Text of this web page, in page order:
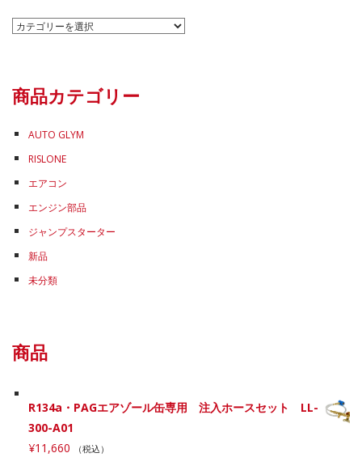
カ
ー
商品カテゴリー
AUTO GLYM
RISLONE
エアコン
エンジン部品
ジャンプスターター
新品
未分類
商品
R134a・PAGエアゾール缶専用 注入ホースセット LL-
300-A01
¥11,660 （税込）